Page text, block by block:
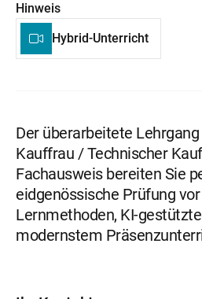
Hinweis
Hybrid-Unterricht
Der überarbeitete
Kauffrau / Technischer
Fachausweis bereiten Sie
eidgenössische Prüfung
Lernmethoden, KI-
modernstem